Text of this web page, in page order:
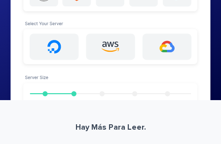
Hay Más Para Leer.